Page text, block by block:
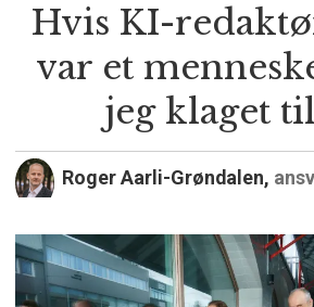
Hvis KI-
var et
jeg klaget
Roger Aarli-Grøndalen,